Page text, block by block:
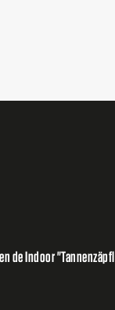
de Indoor